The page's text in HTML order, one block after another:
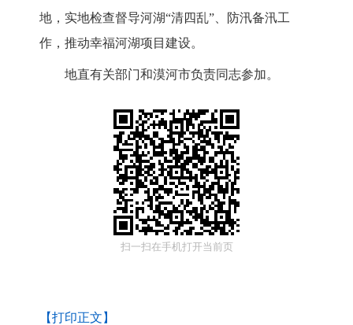
地，实地检查督导河湖“清四乱”、防汛备汛工
作，推动幸福河湖项目建设。
地直有关部门和漠河市负责同志参加。
扫一扫在手机打开当前页
【打印正文】